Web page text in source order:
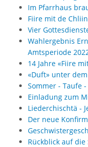
Im Pfarrhaus
Fiire mit de
Vier
Wahlergebnis
Amtsperiode
14 Jahre «Fiire
«Duft» unter
Sommer - Taufe
Einladung zum
Liederchischtä -
Der neue
Rückblick auf